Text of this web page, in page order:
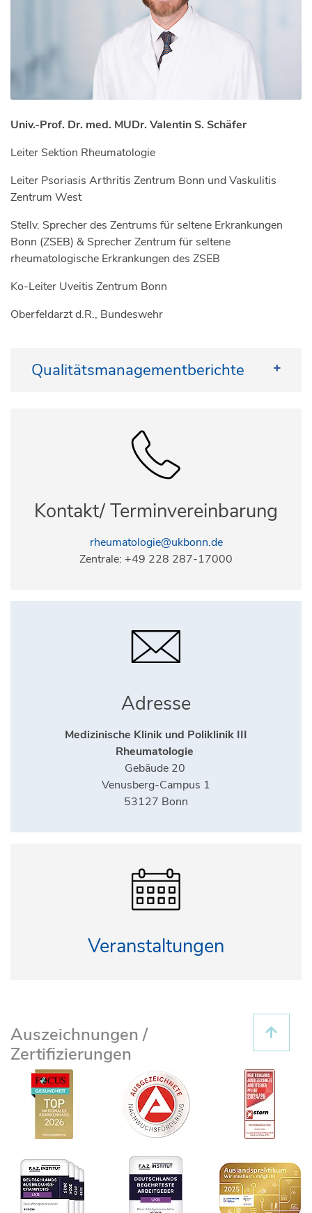
Univ.-Prof. Dr. med. MUDr. Valentin S. Schäfer
Leiter Sektion Rheumatologie
Leiter Psoriasis Arthritis Zentrum Bonn und Vaskulitis
Zentrum West
Stellv. Sprecher des Zentrums für seltene Erkrankungen
Bonn (ZSEB) & Sprecher Zentrum für seltene
rheumatologische Erkrankungen des ZSEB
Ko-Leiter Uveitis Zentrum Bonn
Oberfeldarzt d.R., Bundeswehr
Qualitätsmanagementberichte
QM-Bericht Rheumatologie 2023
QM-Bericht Rheumatologie 2024
QM-Bericht Rheumatologie 2025
Kontakt/ Terminvereinbarung
rheumatologie@ukbonn.de
Zentrale: +49 228 287-17000
Adresse
Medizinische Klinik und Poliklinik III
Rheumatologie
Gebäude 20
Venusberg-Campus 1
53127 Bonn
Veranstaltungen
Auszeichnungen /
Zertifizierungen